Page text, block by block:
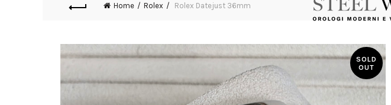
Home Rolex Rolex Datejust 36mm
SOLD
OUT